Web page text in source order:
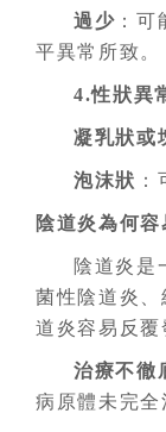
過少 ：
平異常所致。
4.性狀異
凝乳狀或
泡沫狀
陰道炎為何容
陰道炎是
菌性陰道炎
道炎容易反覆
治療不徹
病原體未完全